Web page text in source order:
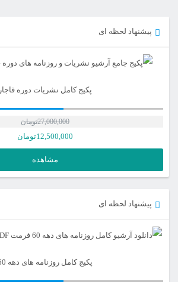
پیشنهاد لحظه ای
پکیج کامل نشریات دوره قاجار
27,000,000تومان
12,500,000تومان
مشاهده
پیشنهاد لحظه ای
پکیج کامل روزنامه های دهه 60